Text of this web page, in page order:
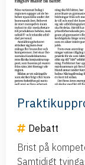
Debatt
Brist på
Samtidigt